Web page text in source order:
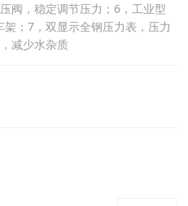
阀，稳定调节压力；6，工业型
；7，双显示全钢压力表，压力
减少水杂质